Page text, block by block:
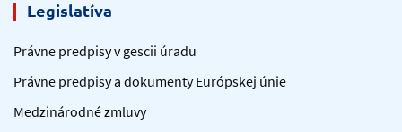
Legislatíva
Právne predpisy v gescii úradu
Právne predpisy a dokumenty Európskej únie
Medzinárodné zmluvy